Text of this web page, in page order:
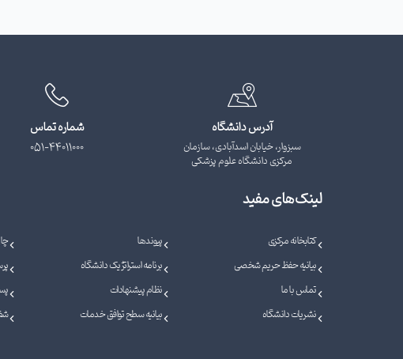
آدرس دانشگاه
سبزوار، خیابان اسدآبادی، سازمان
مرکزی دانشگاه علوم پزشکی
شماره تماس
051-44011000
لینک‌های مفید
کتابخانه مرکزی پیوندها
بیانیه حفظ حریم شخصی
برنامه استراتژیک دانشگاه
تماس با ما
نظام پیشنهادات
نشریات دانشگاه
بیانیه سطح توافق خدمات